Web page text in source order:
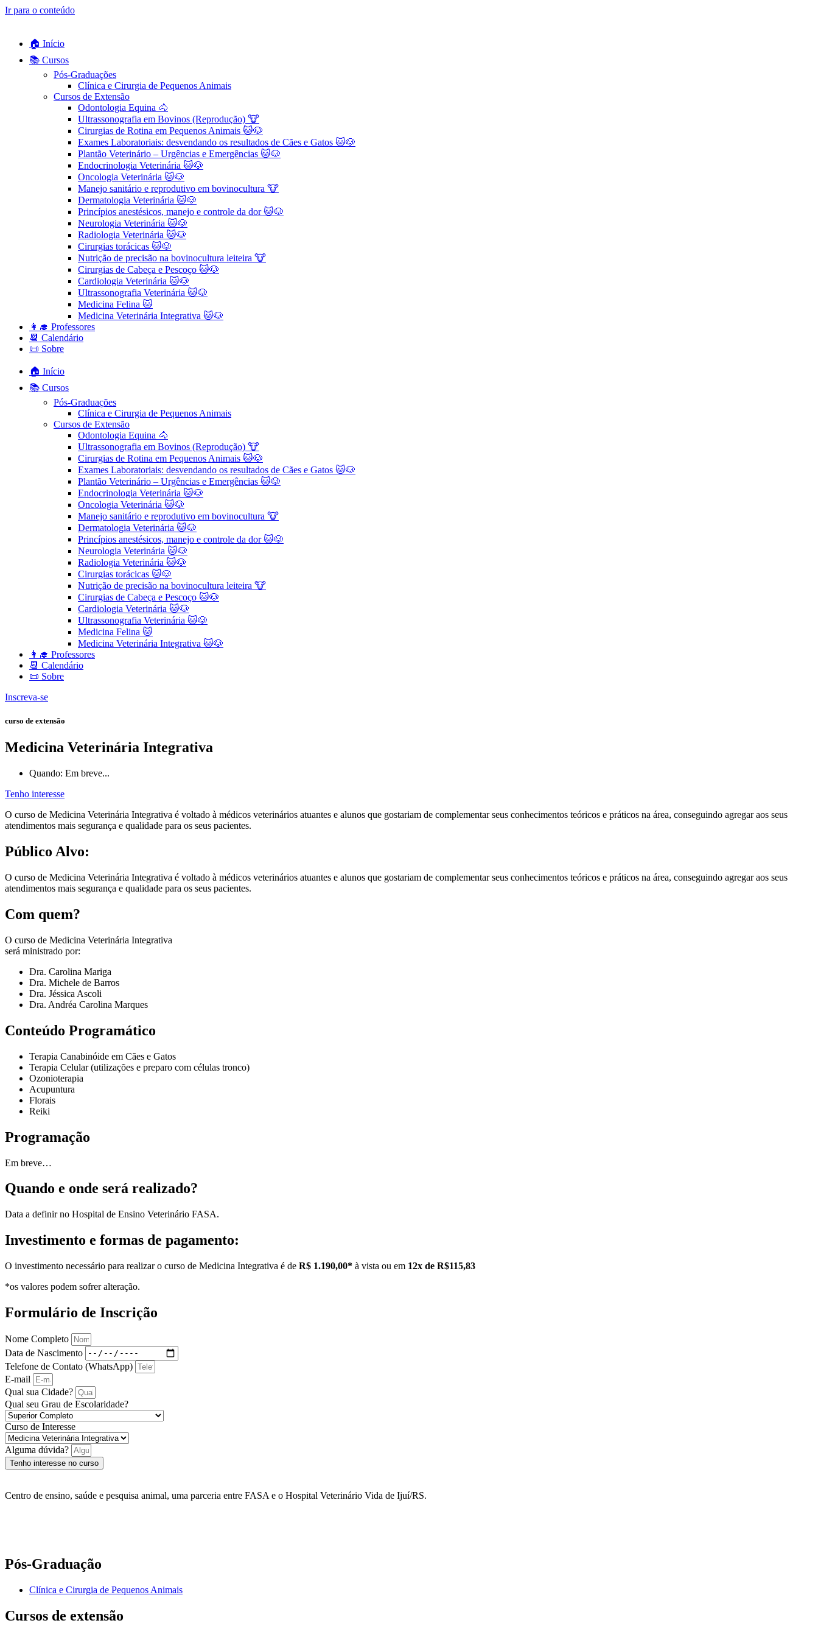
Ir para o conteúdo
🏠 Início
📚 Cursos
Pós-Graduações
Clínica e Cirurgia de Pequenos Animais
Cursos de Extensão
Odontologia Equina 🐴
Ultrassonografia em Bovinos (Reprodução) 🐮
Cirurgias de Rotina em Pequenos Animais ​🐱🐶
Exames Laboratoriais: desvendando os resultados de Cães e Gatos 🐱🐶
Plantão Veterinário – Urgências e Emergências 🐱🐶
Endocrinologia Veterinária 🐱🐶
Oncologia Veterinária 🐱🐶
Manejo sanitário e reprodutivo em bovinocultura 🐮
Dermatologia Veterinária 🐱🐶
Princípios anestésicos, manejo e controle da dor 🐱🐶
Neurologia Veterinária 🐱🐶
Radiologia Veterinária 🐱🐶
Cirurgias torácicas 🐱🐶
Nutrição de precisão na bovinocultura leiteira 🐮
Cirurgias de Cabeça e Pescoço 🐱🐶
Cardiologia Veterinária 🐱🐶
Ultrassonografia Veterinária 🐱🐶
Medicina Felina 🐱
Medicina Veterinária Integrativa 🐱🐶
👩‍🎓 Professores
📆 Calendário
📜 Sobre
🏠 Início
📚 Cursos
Pós-Graduações
Clínica e Cirurgia de Pequenos Animais
Cursos de Extensão
Odontologia Equina 🐴
Ultrassonografia em Bovinos (Reprodução) 🐮
Cirurgias de Rotina em Pequenos Animais ​🐱🐶
Exames Laboratoriais: desvendando os resultados de Cães e Gatos 🐱🐶
Plantão Veterinário – Urgências e Emergências 🐱🐶
Endocrinologia Veterinária 🐱🐶
Oncologia Veterinária 🐱🐶
Manejo sanitário e reprodutivo em bovinocultura 🐮
Dermatologia Veterinária 🐱🐶
Princípios anestésicos, manejo e controle da dor 🐱🐶
Neurologia Veterinária 🐱🐶
Radiologia Veterinária 🐱🐶
Cirurgias torácicas 🐱🐶
Nutrição de precisão na bovinocultura leiteira 🐮
Cirurgias de Cabeça e Pescoço 🐱🐶
Cardiologia Veterinária 🐱🐶
Ultrassonografia Veterinária 🐱🐶
Medicina Felina 🐱
Medicina Veterinária Integrativa 🐱🐶
👩‍🎓 Professores
📆 Calendário
📜 Sobre
Inscreva-se
curso de extensão
Medicina Veterinária Integrativa
Quando: Em breve...
Tenho interesse
O curso de Medicina Veterinária Integrativa é voltado à médicos veterinários atuantes e alunos que gostariam de complementar seus conhecimentos teóricos e práticos na área, conseguindo agregar aos seus
atendimentos mais segurança e qualidade para os seus pacientes.
Público Alvo:
O curso de Medicina Veterinária Integrativa é voltado à médicos veterinários atuantes e alunos que gostariam de complementar seus conhecimentos teóricos e práticos na área, conseguindo agregar aos seus
atendimentos mais segurança e qualidade para os seus pacientes.
Com quem?
O curso de Medicina Veterinária Integrativa
será ministrado por:
Dra. Carolina Mariga
Dra. Michele de Barros
Dra. Jéssica Ascoli
Dra. Andréa Carolina Marques
Conteúdo Programático
Terapia Canabinóide em Cães e Gatos
Terapia Celular (utilizações e preparo com células tronco)
Ozonioterapia
Acupuntura
Florais
Reiki
Programação
Em breve…
Quando e onde será realizado?
Data a definir no Hospital de Ensino Veterinário FASA.
Investimento e formas de pagamento:
O investimento necessário para realizar o curso de Medicina Integrativa é de R$ 1.190,00* à vista ou em 12x de R$115,83
*os valores podem sofrer alteração.
Formulário de Inscrição
Nome Completo
Data de Nascimento
Telefone de Contato (WhatsApp)
E-mail
Qual sua Cidade?
Qual seu Grau de Escolaridade?
Curso de Interesse
Alguma dúvida?
Tenho interesse no curso
Centro de ensino, saúde e pesquisa animal, uma parceria entre FASA e o Hospital Veterinário Vida de Ijuí/RS.
Pós-Graduação
Clínica e Cirurgia de Pequenos Animais
Cursos de extensão